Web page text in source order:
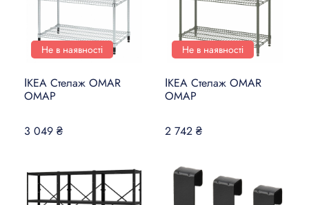
Не в наявності
ІКЕА Стелаж OMAR
ОМАР
3 049 ₴
Не в наявності
ІКЕА Стелаж OMAR
ОМАР
2 742 ₴